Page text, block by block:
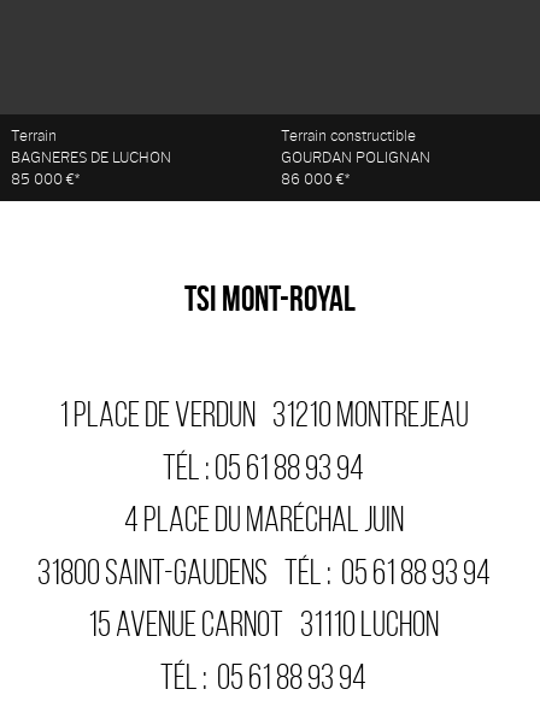
Terrain
BAGNERES DE LUCHON
85 000 €*
Terrain constructible
GOURDAN POLIGNAN
86 000 €*
TSI MONT-ROYAL
1 PLACE DE VERDUN 31210 MONTREJEAU
TÉL :05 61 88 93 94
4 PLACE DU MARÉCHAL JUIN
31800SAINT-GAUDENS TÉL : 05 61 88 93 94
15 AVENUE CARNOT 31110 LUCHON
TÉL : 05 61 88 93 94